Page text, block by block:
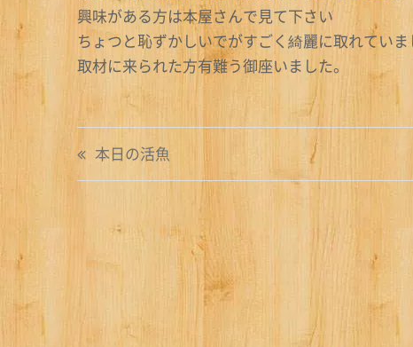
興味がある方は本屋さんで見て下さい
ちょつと恥ずかしいでがすごく綺麗に取れていま
取材に来られた方有難う御座いました。
投
稿
本日の活魚